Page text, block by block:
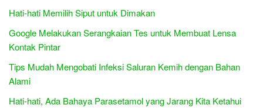
Hati-hati Memilih Siput untuk Dimakan
Google Melakukan Serangkaian Tes untuk Membuat Lensa
Kontak Pintar
Tips Mudah Mengobati Infeksi Saluran Kemih dengan Bahan
Alami
Hati-hati, Ada Bahaya Parasetamol yang Jarang Kita Ketahui